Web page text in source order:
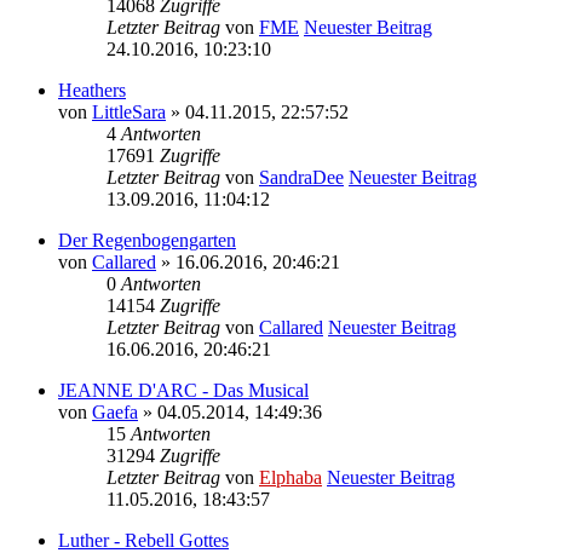
14068 Zugriffe
Letzter Beitrag von FME Neuester Beitrag
24.10.2016, 10:23:10
Heathers
von LittleSara » 04.11.2015, 22:57:52
4 Antworten
17691 Zugriffe
Letzter Beitrag von SandraDee Neuester Beitrag
13.09.2016, 11:04:12
Der Regenbogengarten
von Callared » 16.06.2016, 20:46:21
0 Antworten
14154 Zugriffe
Letzter Beitrag von Callared Neuester Beitrag
16.06.2016, 20:46:21
JEANNE D'ARC - Das Musical
von Gaefa » 04.05.2014, 14:49:36
15 Antworten
31294 Zugriffe
Letzter Beitrag von Elphaba Neuester Beitrag
11.05.2016, 18:43:57
Luther - Rebell Gottes